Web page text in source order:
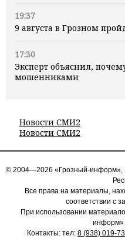
19:37
9 августа в Грозном
17:30
Эксперт объяснил,
мошенниками
Новости СМИ2
Новости СМИ2
© 2004—2026 «Грозный-информ»,
Все права на материалы,
соответствии с
При использовании
информ»
Контакты: тел: 8 (938) 019-